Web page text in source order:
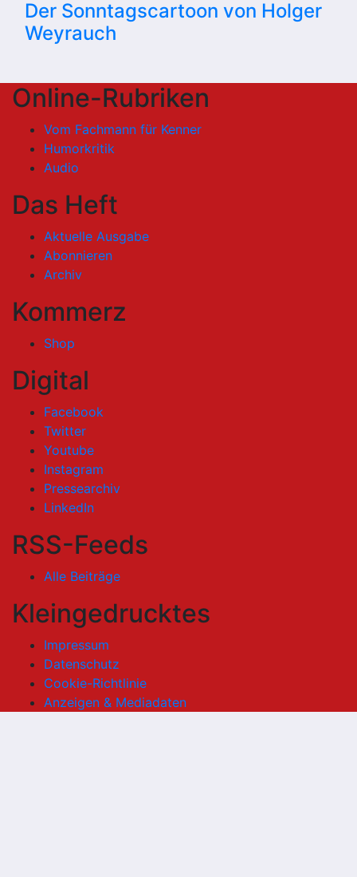
Der Sonntagscartoon von Holger
Weyrauch
Online-Rubriken
Vom Fachmann für Kenner
Humorkritik
Audio
Das Heft
Aktuelle Ausgabe
Abonnieren
Archiv
Kommerz
Shop
Digital
Facebook
Twitter
Youtube
Instagram
Pressearchiv
LinkedIn
RSS-Feeds
Alle Beiträge
Kleingedrucktes
Impressum
Datenschutz
Cookie-Richtlinie
Anzeigen & Mediadaten